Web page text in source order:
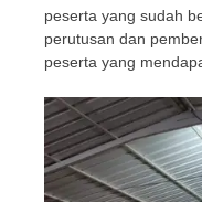
peserta yang sudah
perutusan dan
peserta yang